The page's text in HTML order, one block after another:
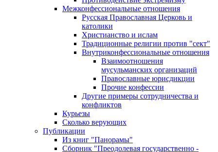
Межконфессиональные отношения
Русская Православная Церковь и
католики
Христианство и ислам
Традиционные религии против "сект"
Внутриконфессиональные отношения
Взаимоотношения
мусульманских организаций
Православные юрисдикции
Прочие конфессии
Другие примеры сотрудничества и
конфликтов
Курьезы
Сколько верующих
Публикации
Из книг "Панорамы"
Сборник "Преодолевая государственно -